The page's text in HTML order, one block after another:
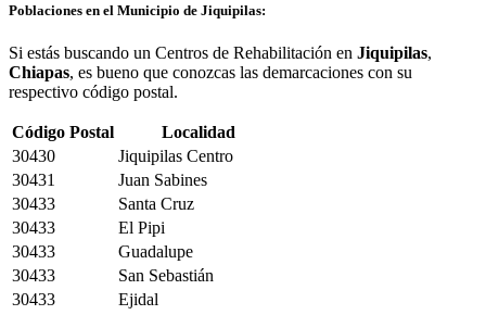
Poblaciones en el Municipio de Jiquipilas:
Si estás buscando un Centros de Rehabilitación en Jiquipilas,
Chiapas, es bueno que conozcas las demarcaciones con su
respectivo código postal.
Código Postal
Localidad
30430
Jiquipilas Centro
30431
Juan Sabines
30433
Santa Cruz
30433
El Pipi
30433
Guadalupe
30433
San Sebastián
30433
Ejidal